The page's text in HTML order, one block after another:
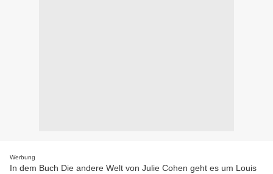
Werbung
In dem Buch Die andere Welt von Julie Cohen geht es um Louis